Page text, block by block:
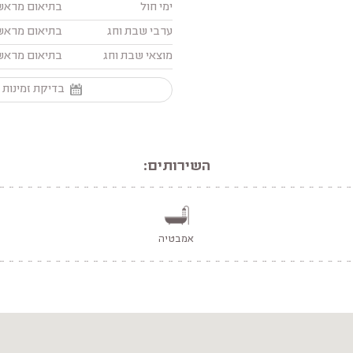
ימי חול
בתיאום
ערבי שבת וחג
בתיאום
מוצאי שבת וחג
בתיאום
בדיקת
השירותים:
אמבטיה